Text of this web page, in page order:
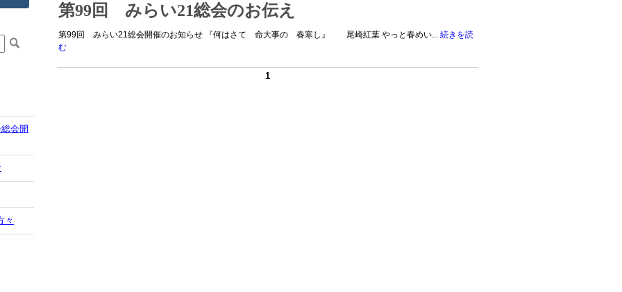
会開
々
第99回 みらい21総会のお伝え
第99回 みらい21総会開催のお知らせ 『何はさて 命大事の 春寒し』 尾崎紅葉 やっと春めい...続きを読
む
1